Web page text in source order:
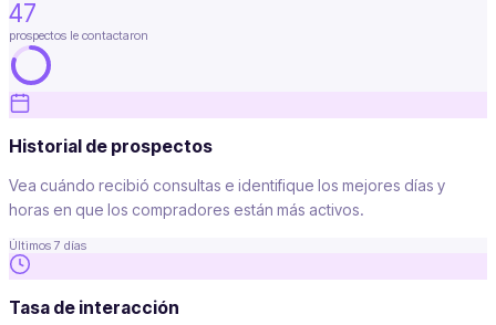
47
prospectos le contactaron
Historial de prospectos
Vea cuándo recibió consultas e identifique los mejores días y
horas en que los compradores están más activos.
Últimos 7 días
Tasa de interacción